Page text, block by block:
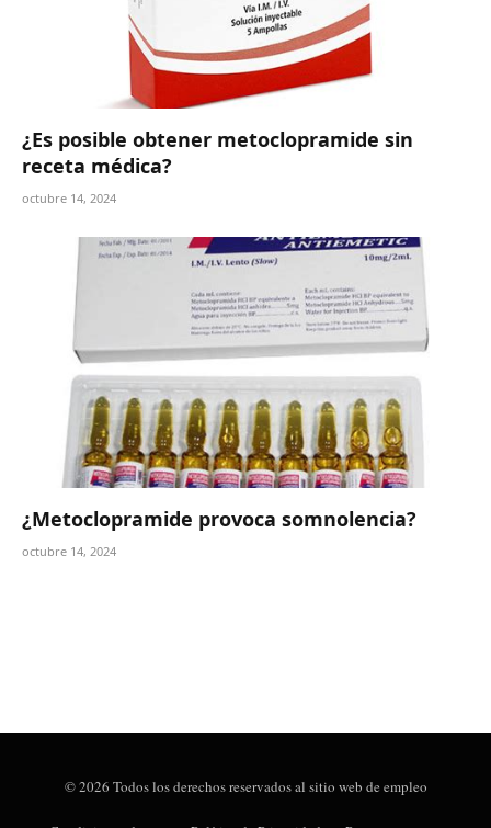
¿Es posible obtener metoclopramide sin
receta médica?
octubre 14, 2024
¿Metoclopramide provoca somnolencia?
octubre 14, 2024
© 2026 Todos los derechos reservados al sitio web de empleo